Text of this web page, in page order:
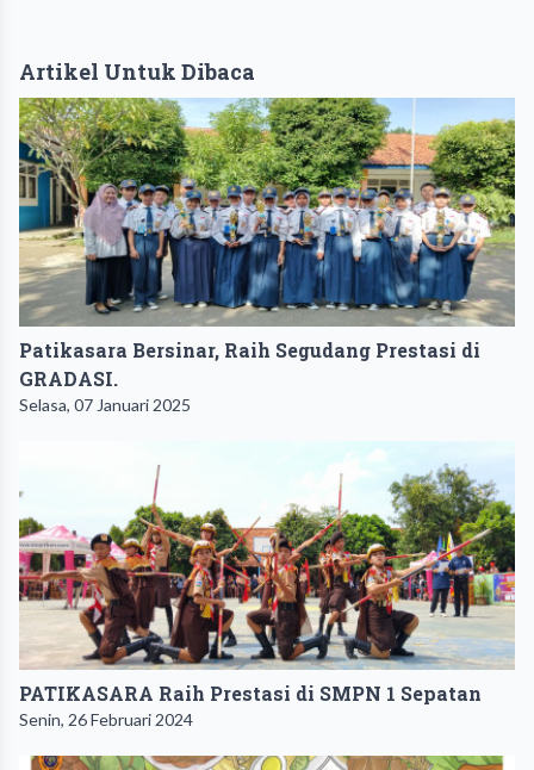
Artikel Untuk Dibaca
Patikasara Bersinar, Raih Segudang Prestasi di
GRADASI.
Selasa, 07 Januari 2025
PATIKASARA Raih Prestasi di SMPN 1 Sepatan
Senin, 26 Februari 2024